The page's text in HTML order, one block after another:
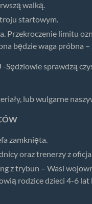
walką.
startowym.
Przekroczenie limitu
będzie waga próbna
-Sędziowie sprawdzą
lub wulgarne
zamknięta.
oraz trenerzy z
z trybun – Wasi
rodzice dzieci 4-6